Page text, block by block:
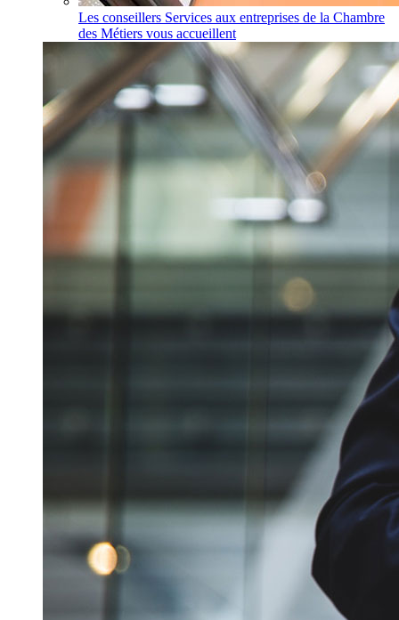
Les conseillers Services aux entreprises de la Chambre
des Métiers vous accueillent